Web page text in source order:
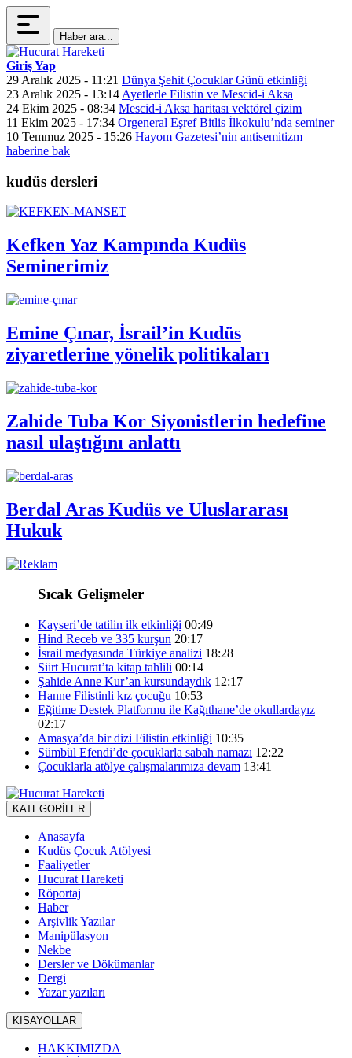
Haber ara...
Giriş Yap
29 Aralık 2025 - 11:21 Dünya Şehit Çocuklar Günü etkinliği
23 Aralık 2025 - 13:14 Ayetlerle Filistin ve Mescid-i Aksa
24 Ekim 2025 - 08:34 Mescid-i Aksa haritası vektörel çizim
11 Ekim 2025 - 17:34 Orgeneral Eşref Bitlis İlkokulu’nda seminer
10 Temmuz 2025 - 15:26 Hayom Gazetesi’nin antisemitizm
haberine bak
kudüs dersleri
Kefken Yaz Kampında Kudüs
Seminerimiz
Emine Çınar, İsrail’in Kudüs
ziyaretlerine yönelik politikaları
Zahide Tuba Kor Siyonistlerin hedefine
nasıl ulaştığını anlattı
Berdal Aras Kudüs ve Uluslararası
Hukuk
Sıcak Gelişmeler
Kayseri’de tatilin ilk etkinliği 00:49
Hind Receb ve 335 kurşun 20:17
İsrail medyasında Türkiye analizi 18:28
Siirt Hucurat’ta kitap tahlili 00:14
Şahide Anne Kur’an kursundaydık 12:17
Hanne Filistinli kız çocuğu 10:53
Eğitime Destek Platformu ile Kağıthane’de okullardayız
02:17
Amasya’da bir dizi Filistin etkinliği 10:35
Sümbül Efendi’de çocuklarla sabah namazı 12:22
Çocuklarla atölye çalışmalarımıza devam 13:41
KATEGORİLER
Anasayfa
Kudüs Çocuk Atölyesi
Faaliyetler
Hucurat Hareketi
Röportaj
Haber
Arşivlik Yazılar
Manipülasyon
Nekbe
Dersler ve Dökümanlar
Dergi
Yazar yazıları
KISAYOLLAR
HAKKIMIZDA